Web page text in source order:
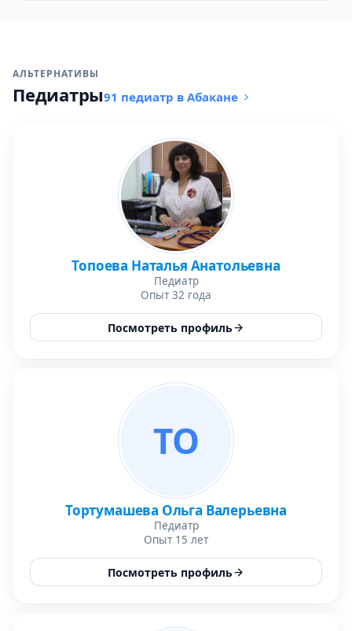
АЛЬТЕРНАТИВЫ
Педиатры91 педиатр в Абакане
Топоева Наталья Анатольевна
Педиатр
Опыт 32 года
Посмотреть профиль
ТО
Тортумашева Ольга Валерьевна
Педиатр
Опыт 15 лет
Посмотреть профиль